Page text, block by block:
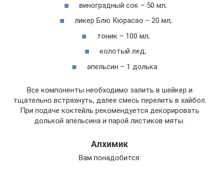
виноградный сок – 50 мл;
ликер Блю Кюрасао – 20 мл;
тоник – 100 мл;
колотый лед;
апельсин – 1 долька.
Все компоненты необходимо залить в шейкер и
тщательно встряхнуть, далее смесь перелить в хайбол.
При подаче коктейль рекомендуется декорировать
долькой апельсина и парой листиков мяты.
Алхимик
Вам понадобится: